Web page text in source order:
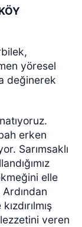
yöresel
değinerek
erken
Sarımsaklı
elle
veren